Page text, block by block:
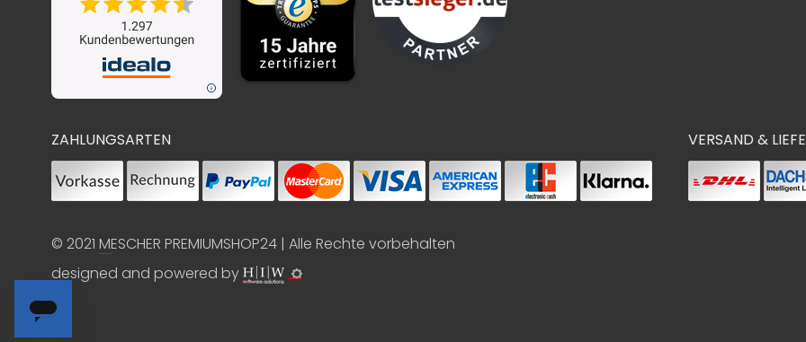
ZAHLUNGSARTEN VERSAND &
© 2021 MESCHER PREMIUMSHOP24 | Alle Rechte vorbehalten
designed and powered by